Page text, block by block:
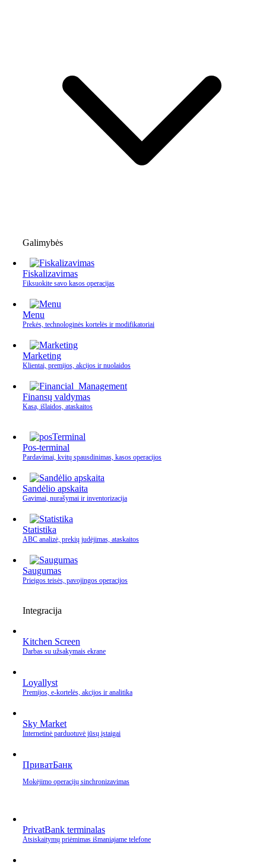
Galimybės
Fiskalizavimas
Fiksuokite savo kasos operacijas
Menu
Prekės, technologinės kortelės ir modifikatoriai
Marketing
Klientai, premijos, akcijos ir nuolaidos
Finansų valdymas
Kasa, išlaidos, ataskaitos
Pos-terminal
Pardavimai, kvitų spausdinimas, kasos operacijos
Sandėlio apskaita
Gavimai, nurašymai ir inventorizacija
Statistika
ABC analizė, prekių judėjimas, ataskaitos
Saugumas
Prieigos teisės, pavojingos operacijos
Integracija
Kitchen Screen
Darbas su užsakymais ekrane
Loyallyst
Premijos, e‑kortelės, akcijos ir analitika
Sky Market
Internetinė parduotuvė jūsų įstaigai
ПриватБанк
Mokėjimo operacijų sinchronizavimas
PrivatBank terminalas
Atsiskaitymų priėmimas išmaniajame telefone